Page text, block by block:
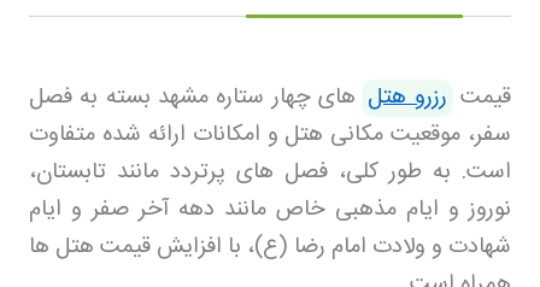
قیمت رزرو هتل های چهار ستاره مشهد بسته به فصل
سفر، موقعیت مکانی هتل و امکانات ارائه شده متفاوت
است. به طور کلی، فصل های پرتردد مانند تابستان،
نوروز و ایام مذهبی خاص مانند دهه آخر صفر و ایام
شهادت و ولادت امام رضا (ع)، با افزایش قیمت هتل ها